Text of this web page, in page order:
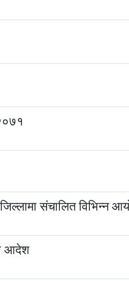
संचालित विभिन्न
आदेश